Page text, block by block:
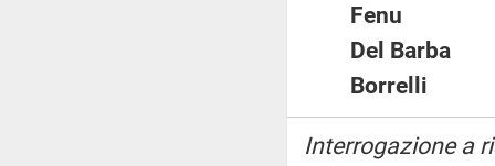
Fenu
Del
Borrelli
Interrogazione a